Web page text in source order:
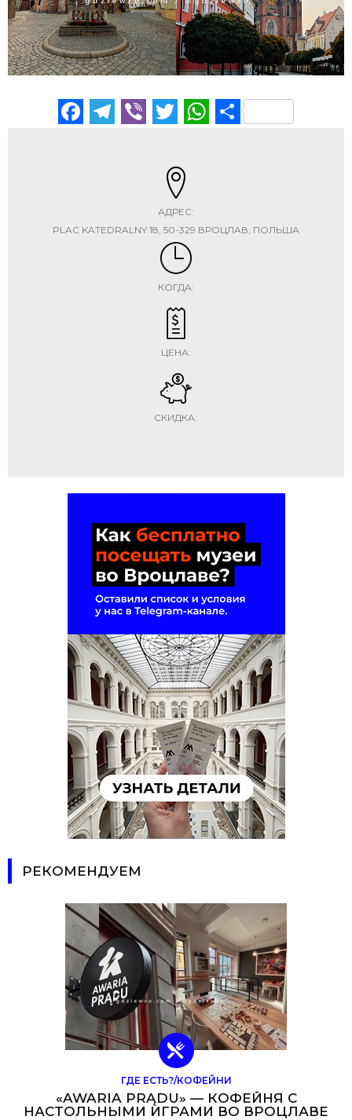
Facebook
Telegram
ViberTwitterWhatsApp
АДРЕС:
PLAC KATEDRALNY 18, 50-329 ВРОЦЛАВ, ПОЛЬША
КОГДА:
ЦЕНА:
СКИДКА:
РЕКОМЕНДУЕМ
ГДЕ ЕСТЬ?/КОФЕЙНИ
«AWARIA PRĄDU» — КОФЕЙНЯ С
НАСТОЛЬНЫМИ ИГРАМИ ВО ВРОЦЛАВЕ